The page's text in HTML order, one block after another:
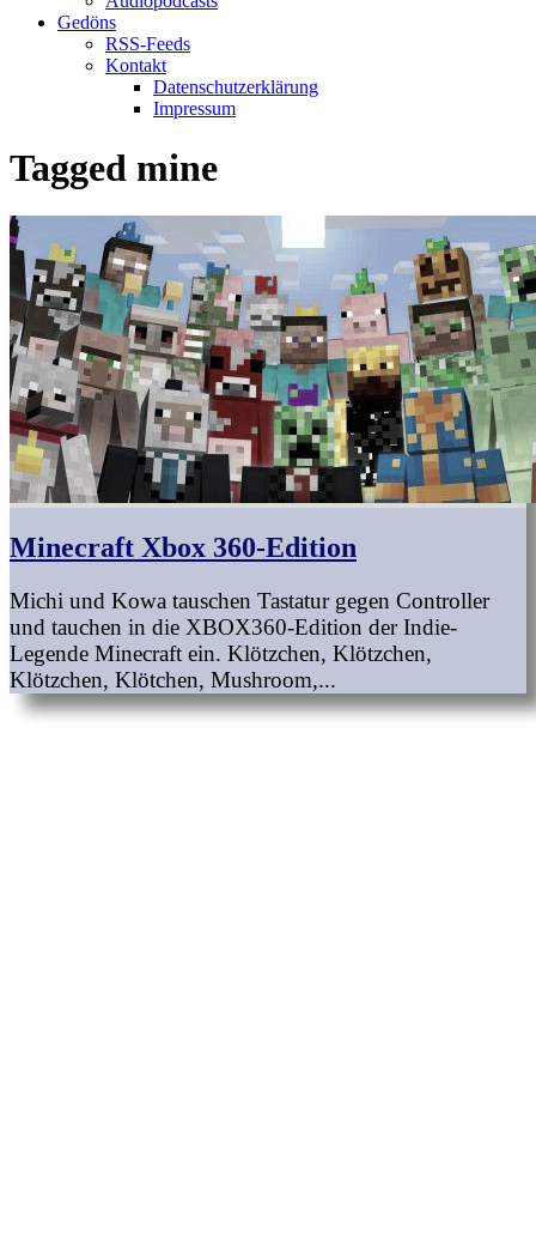
Gedöns
RSS-Feeds
Kontakt
Datenschutzerklärung
Impressum
Tagged mine
Minecraft Xbox 360-Edition
Michi und Kowa tauschen Tastatur gegen Controller
und tauchen in die XBOX360-Edition der Indie-
Legende Minecraft ein. Klötzchen, Klötzchen,
Klötzchen, Klötchen, Mushroom,...